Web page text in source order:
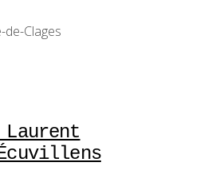
de-Clages
Laurent